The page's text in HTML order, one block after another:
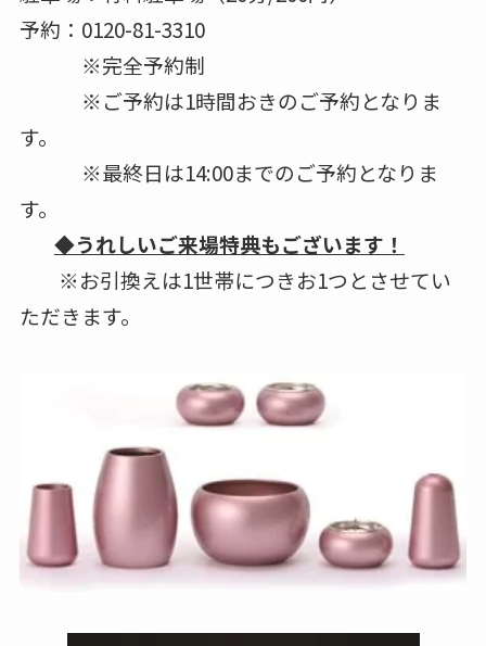
予約：0120-81-3310
※完全予約制
※ご予約は1時間おきのご予約となりま
す。
※最終日は14:00までのご予約となりま
す。
◆うれしいご来場特典もございます！
※お引換えは1世帯につきお1つとさせてい
ただきます。